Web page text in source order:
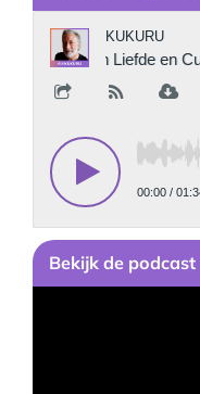
Bekijk de podcast